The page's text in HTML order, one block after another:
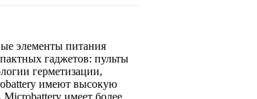
элементы питания
гаджетов: пульты
герметизации,
имеют высокую
имеет более